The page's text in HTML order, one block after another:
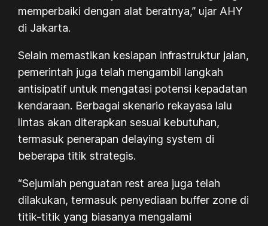
memperbaiki dengan alat beratnya,” ujar AHY
di Jakarta.
Selain memastikan kesiapan infrastruktur jalan,
pemerintah juga telah mengambil langkah
antisipatif untuk mengatasi potensi kepadatan
kendaraan. Berbagai skenario rekayasa lalu
lintas akan diterapkan sesuai kebutuhan,
termasuk penerapan delaying system di
beberapa titik strategis.
“Sejumlah penguatan rest area juga telah
dilakukan, termasuk penyediaan buffer zone di
titik-titik yang biasanya mengalami